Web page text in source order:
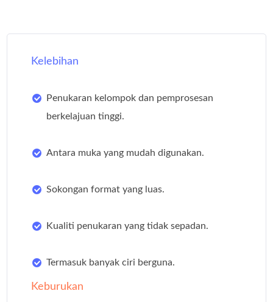
Kelebihan
Penukaran kelompok dan pemprosesan
berkelajuan tinggi.
Antara muka yang mudah digunakan.
Sokongan format yang luas.
Kualiti penukaran yang tidak sepadan.
Termasuk banyak ciri berguna.
Keburukan